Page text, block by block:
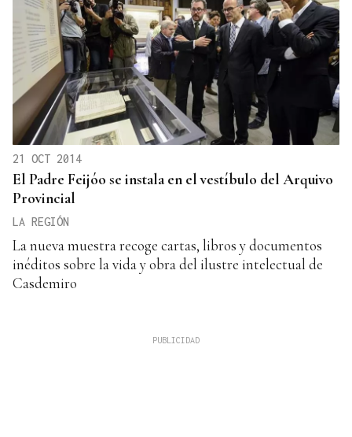
21 OCT 2014
El Padre Feijóo se instala en el vestíbulo del Arquivo
Provincial
LA REGIÓN
La nueva muestra recoge cartas, libros y documentos
inéditos sobre la vida y obra del ilustre intelectual de
Casdemiro